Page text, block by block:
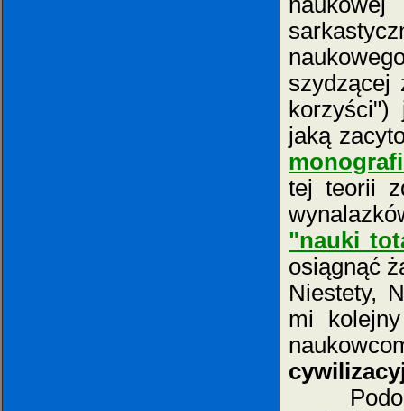
jaką
tej teorii
"nauki
osiągnąć
Niestety,
mi